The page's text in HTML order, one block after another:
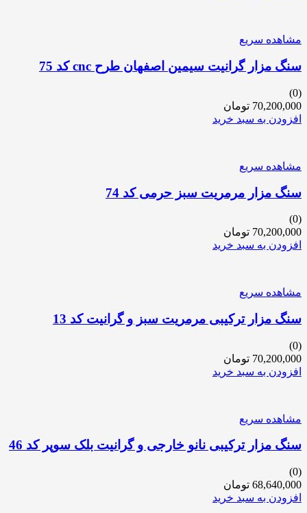
مشاهده سریع
سنگ مزار گرانیت سیمین اصفهان طرح cnc کد 75
(0)
70,200,000 تومان
افزودن به سبد خرید
مشاهده سریع
سنگ مزار مرمریت سبز حرمی کد 74
(0)
70,200,000 تومان
افزودن به سبد خرید
مشاهده سریع
سنگ مزار ترکیبی مرمریت سبز و گرانیت کد 13
(0)
70,200,000 تومان
افزودن به سبد خرید
مشاهده سریع
سنگ مزار ترکیبی نانو خارجی و گرانیت بلک سوپر کد 46
(0)
68,640,000 تومان
افزودن به سبد خرید